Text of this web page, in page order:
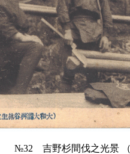
№32 吉野杉間伐之光景 （